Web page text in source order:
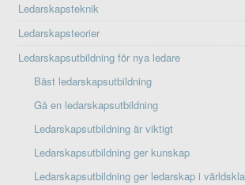
Ledarskapsteknik
Ledarskapsteorier
Ledarskapsutbildning för nya ledare
Bäst ledarskapsutbildning
Gå en ledarskapsutbildning
Ledarskapsutbildning är viktigt
Ledarskapsutbildning ger kunskap
Ledarskapsutbildning ger ledarskap i